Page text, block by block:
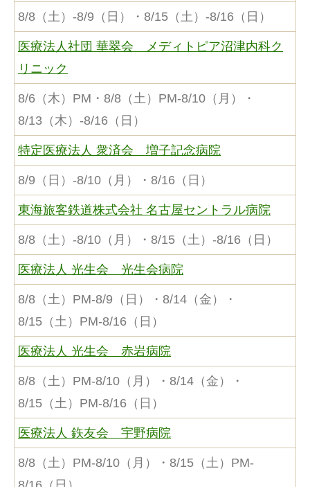
8/8（土）-8/9（日）・8/15（土）-8/16（日）
医療法人社団 華翠会 メディトピア沼津内科ク
リニック
8/6（木）PM・8/8（土）PM-8/10（月）・
8/13（木）-8/16（日）
特定医療法人 衆済会 増子記念病院
8/9（日）-8/10（月）・8/16（日）
東海旅客鉄道株式会社 名古屋セントラル病院
8/8（土）-8/10（月）・8/15（土）-8/16（日）
医療法人 光生会 光生会病院
8/8（土）PM-8/9（日）・8/14（金）・
8/15（土）PM-8/16（日）
医療法人 光生会 赤岩病院
8/8（土）PM-8/10（月）・8/14（金）・
8/15（土）PM-8/16（日）
医療法人 鉃友会 宇野病院
8/8（土）PM-8/10（月）・8/15（土）PM-